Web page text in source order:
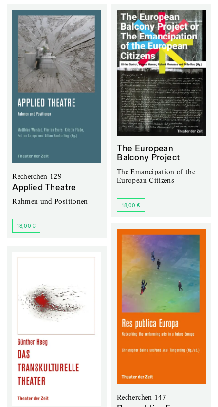
Recherchen 129
Applied Theatre
Rahmen und Positionen
18,00 €
The European
Balcony Project
The Emancipation of the
European Citizens
18,00 €
Recherchen 147